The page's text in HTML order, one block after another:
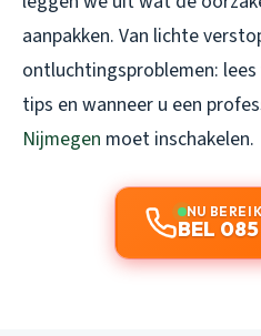
aanpakken. Van lichte
ontluchtingsproblemen:
tips en wanneer u een
Nijmegen moet inschakelen.
NU
BEL